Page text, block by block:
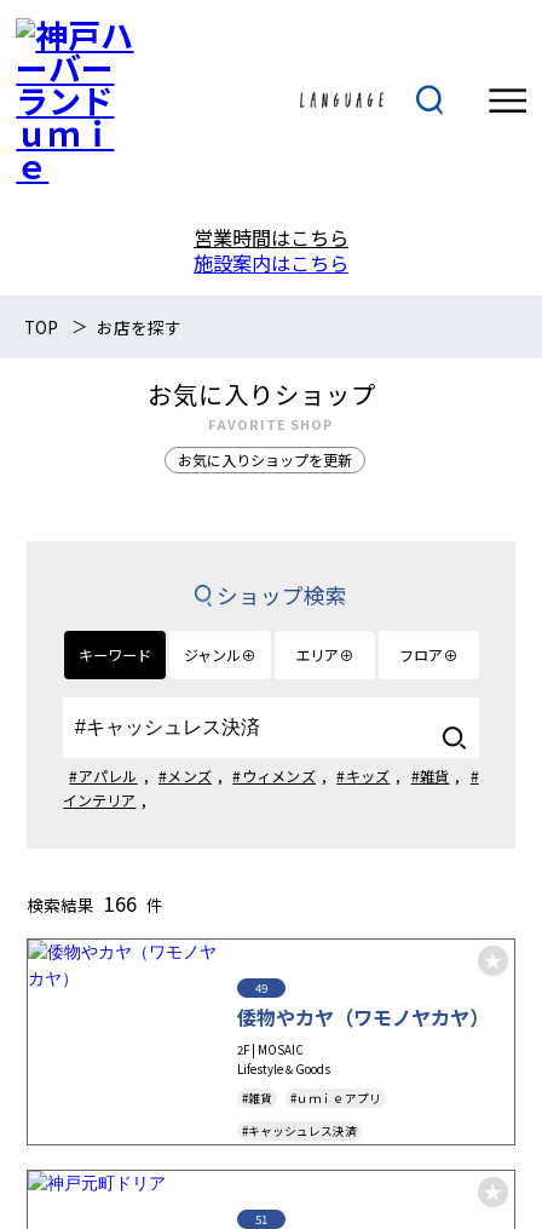
営業時間はこちら
施設案内はこちら
TOP お店を探す
お気に入りショップ
FAVORITE SHOP
お気に入りショップを更新
ショップ検索
キーワード ジャンル⊕ エリア⊕ フロア⊕
#アパレル , #メンズ , #ウィメンズ , #キッズ , #雑貨 , #
インテリア ,
検索結果 166 件
49
倭物やカヤ（ワモノヤカヤ）
2F | MOSAIC
Lifestyle＆Goods
#雑貨
#ｕｍｉｅアプリ
#キャッシュレス決済
51